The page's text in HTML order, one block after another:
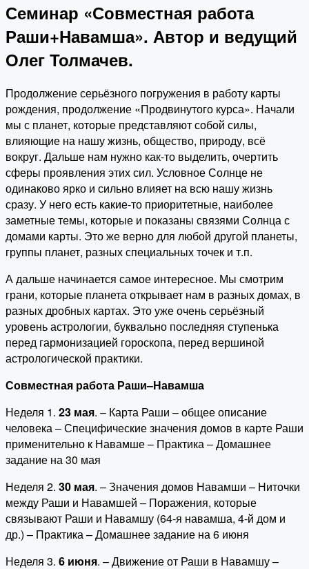
Семинар «Совместная работа
Раши+Навамша». Автор и ведущий
Олег Толмачев.
Продолжение серьёзного погружения в работу карты
рождения, продолжение «Продвинутого курса». Начали
мы с планет, которые представляют собой силы,
влияющие на нашу жизнь, общество, природу, всё
вокруг. Дальше нам нужно как-то выделить, очертить
сферы проявления этих сил. Условное Солнце не
одинаково ярко и сильно влияет на всю нашу жизнь
сразу. У него есть какие-то приоритетные, наиболее
заметные темы, которые и показаны связями Солнца с
домами карты. Это же верно для любой другой планеты,
группы планет, разных специальных точек и т.п.
А дальше начинается самое интересное. Мы смотрим
грани, которые планета открывает нам в разных домах, в
разных дробных картах. Это уже очень серьёзный
уровень астрологии, буквально последняя ступенька
перед гармонизацией гороскопа, перед вершиной
астрологической практики.
Совместная работа Раши–Навамша
Неделя 1. 23 мая. – Карта Раши – общее описание
человека – Специфические значения домов в карте Раши
применительно к Навамше – Практика – Домашнее
задание на 30 мая
Неделя 2. 30 мая. – Значения домов Навамши – Ниточки
между Раши и Навамшей – Поражения, которые
связывают Раши и Навамшу (64-я навамша, 4-й дом и
др.) – Практика – Домашнее задание на 6 июня
Неделя 3. 6 июня. – Движение от Раши в Навамшу –